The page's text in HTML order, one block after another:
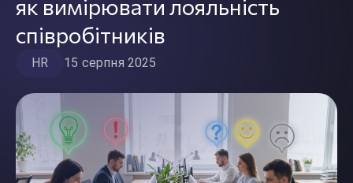
як вимірювати лояльність
співробітників
HR 15 серпня 2025